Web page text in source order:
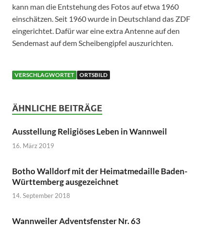
kann man die Entstehung des Fotos auf etwa 1960
einschätzen. Seit 1960 wurde in Deutschland das ZDF
eingerichtet. Dafür war eine extra Antenne auf den
Sendemast auf dem Scheibengipfel auszurichten.
VERSCHLAGWORTET ORTSBILD
ÄHNLICHE BEITRÄGE
Ausstellung Religiöses Leben in Wannweil
16. März 2019
Botho Walldorf mit der Heimatmedaille Baden-
Württemberg ausgezeichnet
14. September 2018
Wannweiler Adventsfenster Nr. 63